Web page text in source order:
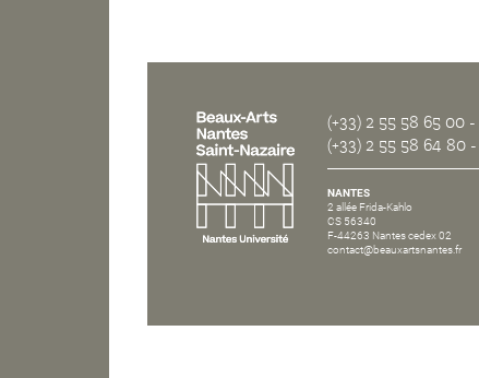
(+33) 2 55 58 65 00 -
(+33) 2 55 58 64 80
NANTES
2 allée Frida-Kahlo
CS 56340
F-44263 Nantes cedex 02
contact@beauxartsnantes.fr